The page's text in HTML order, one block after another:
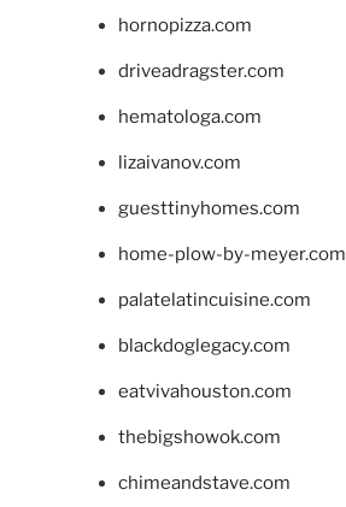
hornopizza.com
driveadragster.com
hematologa.com
lizaivanov.com
guesttinyhomes.com
home-plow-by-meyer.com
palatelatincuisine.com
blackdoglegacy.com
eatvivahouston.com
thebigshowok.com
chimeandstave.com